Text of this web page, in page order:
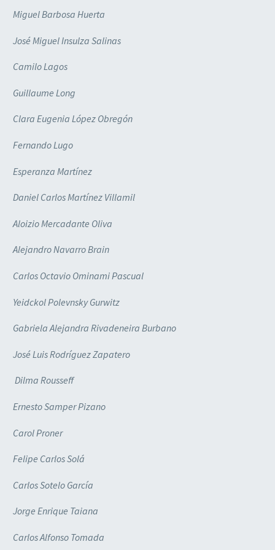
Miguel Barbosa Huerta
José Miguel Insulza Salinas
Camilo Lagos
Guillaume Long
Clara Eugenia López Obregón
Fernando Lugo
Esperanza Martínez
Daniel Carlos Martínez Villamil
Aloizio Mercadante Oliva
Alejandro Navarro Brain
Carlos Octavio Ominami Pascual
Yeidckol Polevnsky Gurwitz
Gabriela Alejandra Rivadeneira Burbano
José Luis Rodríguez Zapatero
Dilma Rousseff
Ernesto Samper Pizano
Carol Proner
Felipe Carlos Solá
Carlos Sotelo García
Jorge Enrique Taiana
Carlos Alfonso Tomada